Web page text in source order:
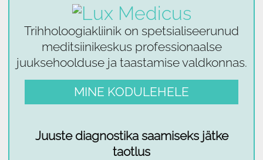
Trihholoogiakliinik on spetsialiseerunud
meditsiinikeskus professionaalse
juuksehoolduse ja taastamise valdkonnas.
MINE KODULEHELE
Juuste diagnostika saamiseks jätke
taotlus